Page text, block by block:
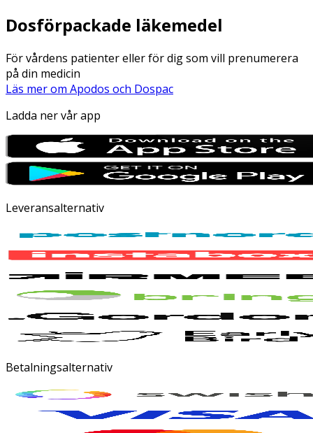
Dosförpackade läkemedel
För vårdens patienter eller för dig som vill prenumerera
på din medicin
Läs mer om Apodos och Dospac
Ladda ner vår app
Leveransalternativ
Betalningsalternativ